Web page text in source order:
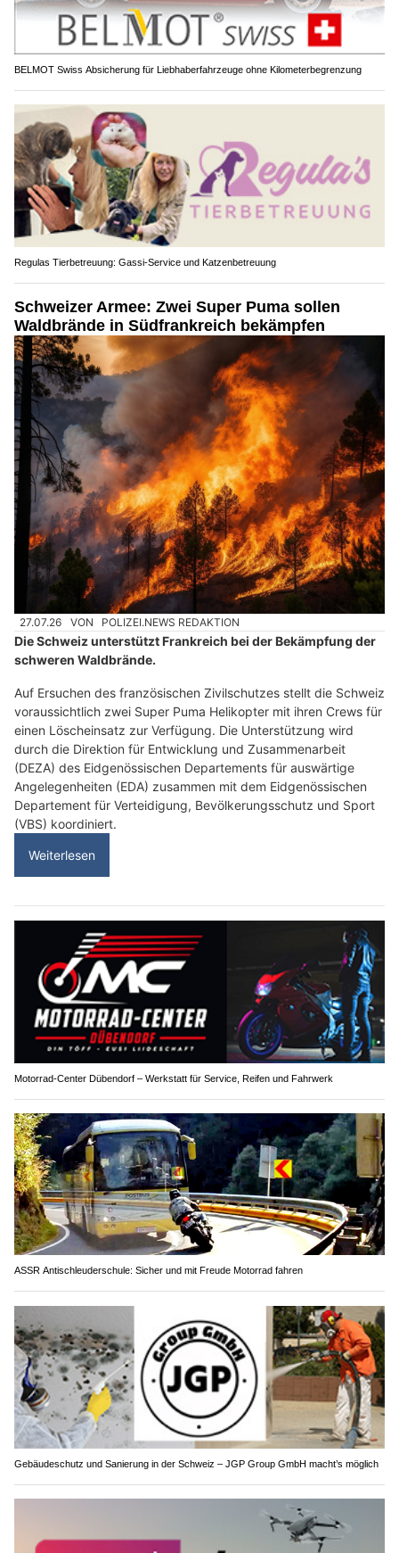
BELMOT Swiss Absicherung für Liebhaberfahrzeuge ohne Kilometerbegrenzung
Regulas Tierbetreuung: Gassi-Service und Katzenbetreuung
Schweizer Armee: Zwei Super Puma sollen
Waldbrände in Südfrankreich bekämpfen
27.07.26 VON POLIZEI.NEWS REDAKTION
Die Schweiz unterstützt Frankreich bei der Bekämpfung der
schweren Waldbrände.
Auf Ersuchen des französischen Zivilschutzes stellt die Schweiz
voraussichtlich zwei Super Puma Helikopter mit ihren Crews für
einen Löscheinsatz zur Verfügung. Die Unterstützung wird
durch die Direktion für Entwicklung und Zusammenarbeit
(DEZA) des Eidgenössischen Departements für auswärtige
Angelegenheiten (EDA) zusammen mit dem Eidgenössischen
Departement für Verteidigung, Bevölkerungsschutz und Sport
(VBS) koordiniert.
Weiterlesen
Motorrad-Center Dübendorf – Werkstatt für Service, Reifen und Fahrwerk
ASSR Antischleuderschule: Sicher und mit Freude Motorrad fahren
Gebäudeschutz und Sanierung in der Schweiz – JGP Group GmbH macht’s möglich